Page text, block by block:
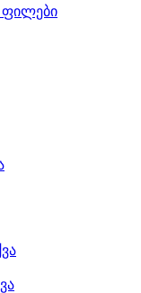
ფილები